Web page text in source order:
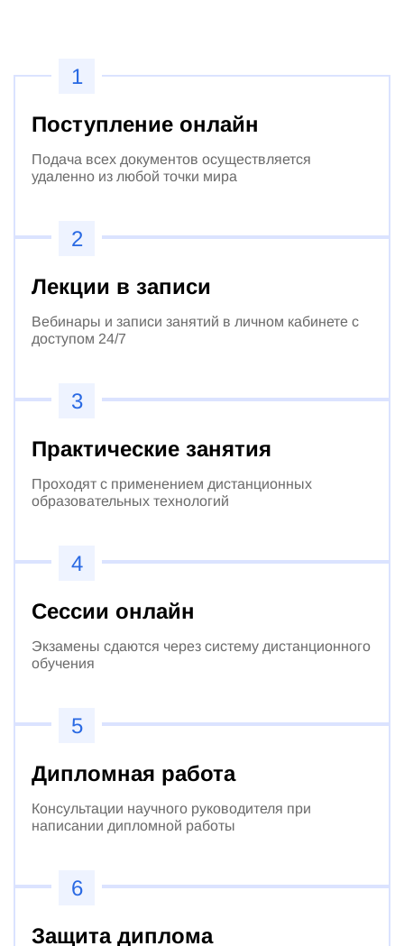
1
Поступление онлайн
Подача всех документов осуществляется
удаленно из любой точки мира
2
Лекции в записи
Вебинары и записи занятий в личном кабинете с
доступом 24/7
3
Практические занятия
Проходят с применением дистанционных
образовательных технологий
4
Сессии онлайн
Экзамены сдаются через систему дистанционного
обучения
5
Дипломная работа
Консультации научного руководителя при
написании дипломной работы
6
Защита диплома